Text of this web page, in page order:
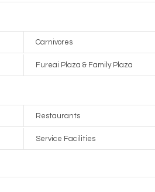
Carnivores
Fureai Plaza & Family Plaza
Restaurants
Service Facilities